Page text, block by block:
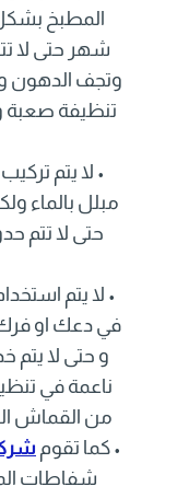
المطبخ
شهر حتى لا
وتجف الدهون
تنظيفة صعبة
• لا يتم
مبلل بالماء
حتى لا تتم
• لا يتم
في دعك او فرك
و حتى لا
ناعمة في
من القماش
• كما تقوم
شفاطات